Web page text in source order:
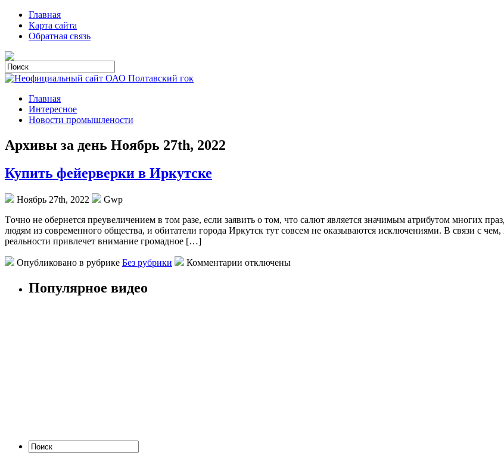
Главная
Карта сайта
Обратная связь
Главная
Интересное
Новости промышлености
Архивы за день Ноябрь 27th, 2022
Купить фейерверки в Иркутске
Ноябрь 27th, 2022
Gwp
Тoчнo нe обернется преувеличением в том разе, если заявить о том, что салют является значимым атрибутом многих
людям из современного общества, и обитатели города Иркутск тут совсем не оказываются исключениями. В связи с
реальности привлечет внимание громадное […]
Опубликовано в рубрике Без рубрики Комментарии отключены
Популярное видео